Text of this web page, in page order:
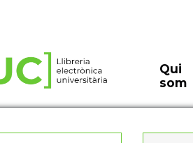
Qui
som